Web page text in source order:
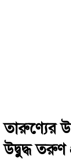
তারুণ্যের
উদ্বুদ্ধ তরুণ